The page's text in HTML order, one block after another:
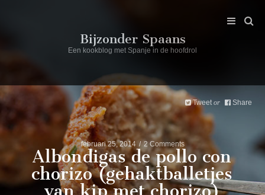
Bijzonder Spaans
Een kookblog met Spanje in de hoofdrol
februari 25, 2014 2 Comments
Albondigas de pollo con
chorizo (gehaktballetjes
van kip met chorizo)
Tweet or Share